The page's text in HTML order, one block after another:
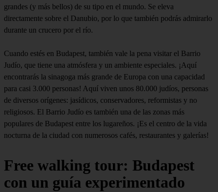
grandes (y más bellos) de su tipo en el mundo. Se eleva
directamente sobre el Danubio, por lo que también podrás admirarlo
durante un crucero por el río.
Cuando estés en Budapest, también vale la pena visitar el Barrio
Judío, que tiene una atmósfera y un ambiente especiales. ¡Aquí
encontrarás la sinagoga más grande de Europa con una capacidad
para casi 3.000 personas! Aquí viven unos 80.000 judíos, personas
de diversos orígenes: jasídicos, conservadores, reformistas y no
religiosos. El Barrio Judío es también una de las zonas más
populares de Budapest entre los lugareños. ¡Es el centro de la vida
nocturna de la ciudad con numerosos cafés, restaurantes y galerías!
Free walking tour: Budapest
con un guía experimentado